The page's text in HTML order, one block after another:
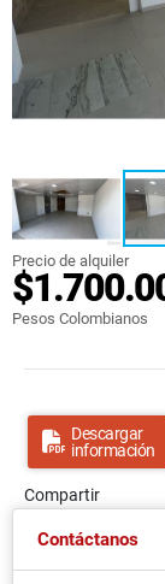
Precio de alquiler
Pesos Colombianos
Descargar
información
Compartir
Contáctanos